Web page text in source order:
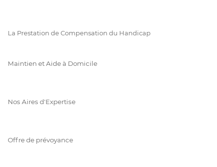
La Prestation de Compensation du Handicap
Maintien et Aide à Domicile
Nos Aires d'Expertise
Offre de prévoyance